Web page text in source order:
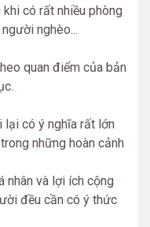
có rất nhiều phòng
nghèo...
quan điểm của bản
lại có ý nghĩa rất lớn
những hoàn cảnh
nhân và lợi ích cộng
đều cần có ý thức